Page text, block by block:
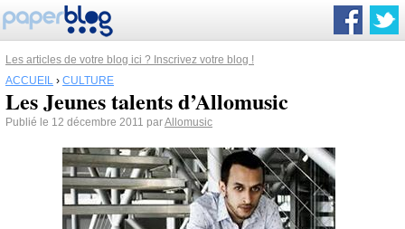
Les articles de votre blog ici ? Inscrivez votre blog !
ACCUEIL › CULTURE
Les Jeunes talents d’Allomusic
Publié le 12 décembre 2011 parAllomusic